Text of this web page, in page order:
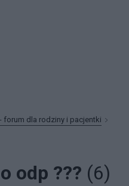
forum dla rodziny i pacjentki
odp ??? (6)